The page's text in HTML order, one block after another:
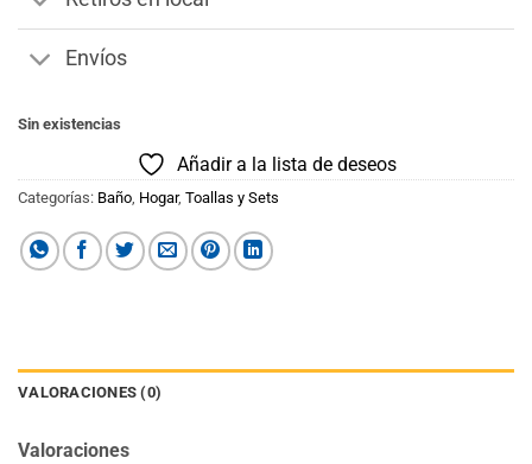
Envíos
Sin existencias
Añadir a la lista de deseos
Categorías: Baño, Hogar, Toallas y Sets
VALORACIONES (0)
Valoraciones